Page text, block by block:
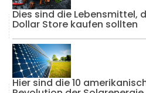
Dies sind die Lebensmittel,
Dollar Store kaufen sollten
Hier sind die 10